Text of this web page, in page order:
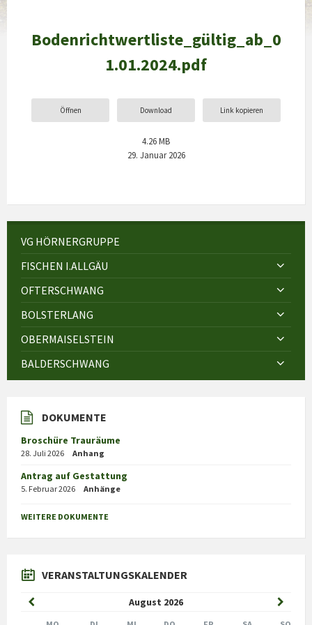
Bodenrichtwertliste_gültig_ab_0
1.01.2024.pdf
Öffnen Download Link kopieren
4.26 MB
29. Januar 2026
VG HÖRNERGRUPPE
FISCHEN I.ALLGÄU
OFTERSCHWANG
BOLSTERLANG
OBERMAISELSTEIN
BALDERSCHWANG
DOKUMENTE
Broschüre Trauräume
28. Juli 2026 Anhang
Antrag auf Gestattung
5. Februar 2026 Anhänge
WEITERE DOKUMENTE
VERANSTALTUNGSKALENDER
August 2026
Previous
Month
Month